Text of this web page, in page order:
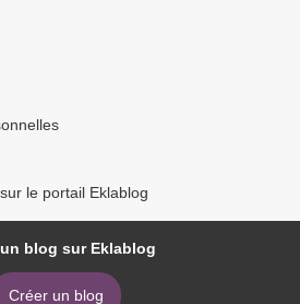
le portail Eklablog
blog sur Eklablog
Créer un blog